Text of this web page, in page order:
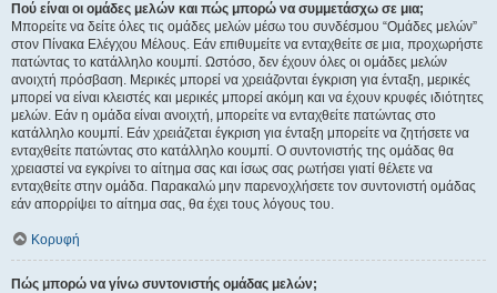
Πού είναι οι ομάδες μελών και πώς μπορώ να συμμετάσχω σε μια;
Μπορείτε να δείτε όλες τις ομάδες μελών μέσω του συνδέσμου “Ομάδες μελών”
στον Πίνακα Ελέγχου Μέλους. Εάν επιθυμείτε να ενταχθείτε σε μια, προχωρήστε
πατώντας το κατάλληλο κουμπί. Ωστόσο, δεν έχουν όλες οι ομάδες μελών
ανοιχτή πρόσβαση. Μερικές μπορεί να χρειάζονται έγκριση για ένταξη, μερικές
μπορεί να είναι κλειστές και μερικές μπορεί ακόμη και να έχουν κρυφές ιδιότητες
μελών. Εάν η ομάδα είναι ανοιχτή, μπορείτε να ενταχθείτε πατώντας στο
κατάλληλο κουμπί. Εάν χρειάζεται έγκριση για ένταξη μπορείτε να ζητήσετε να
ενταχθείτε πατώντας στο κατάλληλο κουμπί. Ο συντονιστής της ομάδας θα
χρειαστεί να εγκρίνει το αίτημα σας και ίσως σας ρωτήσει γιατί θέλετε να
ενταχθείτε στην ομάδα. Παρακαλώ μην παρενοχλήσετε τον συντονιστή ομάδας
εάν απορρίψει το αίτημα σας, θα έχει τους λόγους του.
Κορυφή
Πώς μπορώ να γίνω συντονιστής ομάδας μελών;